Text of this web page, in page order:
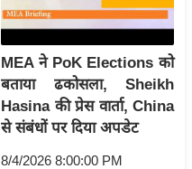
MEA ने PoK Elections को
बताया ढकोसला, Sheikh
Hasina की प्रेस वार्ता, China
से संबंधों पर दिया अपडेट
8/4/2026 8:00:00 PM